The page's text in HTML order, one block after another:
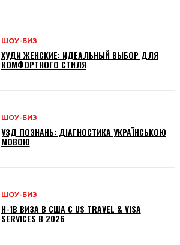
ШОУ-БИЗ
ХУДИ ЖЕНСКИЕ: ИДЕАЛЬНЫЙ ВЫБОР ДЛЯ
КОМФОРТНОГО СТИЛЯ
ШОУ-БИЗ
УЗД ПОЗНАНЬ: ДІАГНОСТИКА УКРАЇНСЬКОЮ
МОВОЮ
ШОУ-БИЗ
H-1B ВИЗА В США С US TRAVEL & VISA
SERVICES В 2026